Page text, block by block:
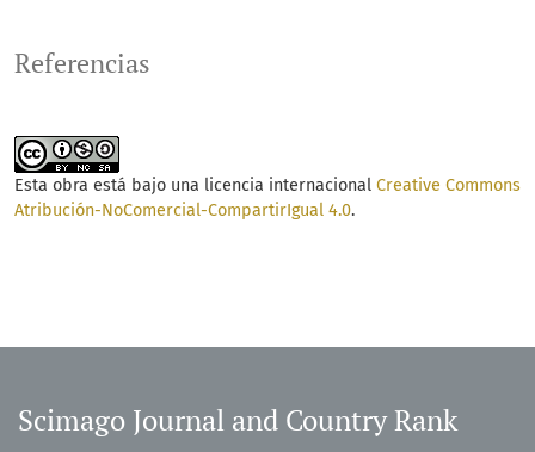
Referencias
Esta obra está bajo una licencia internacional Creative Commons
Atribución-NoComercial-CompartirIgual 4.0.
Scimago Journal and Country Rank